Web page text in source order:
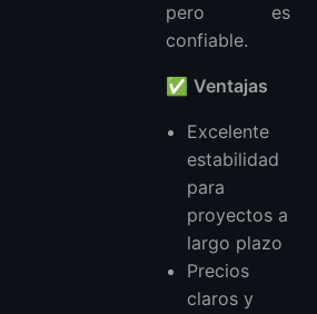
pero es
confiable.
✅ Ventajas
Excelente
estabilidad
para
proyectos a
largo plazo
Precios
claros y